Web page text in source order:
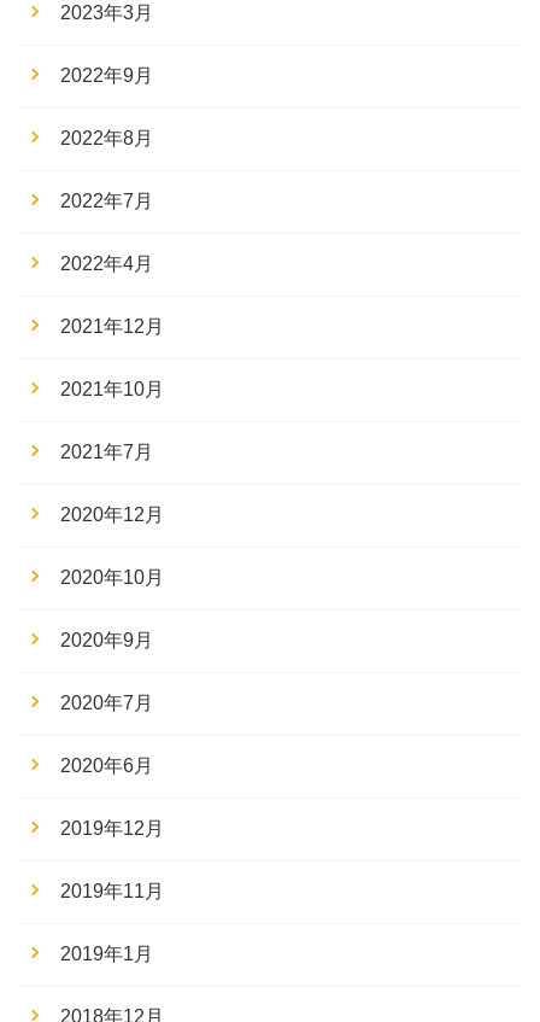
2023年3月
2022年9月
2022年8月
2022年7月
2022年4月
2021年12月
2021年10月
2021年7月
2020年12月
2020年10月
2020年9月
2020年7月
2020年6月
2019年12月
2019年11月
2019年1月
2018年12月